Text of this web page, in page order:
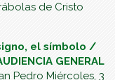
de Cristo
el símbolo /
GENERAL
Pedro Miércoles, 3